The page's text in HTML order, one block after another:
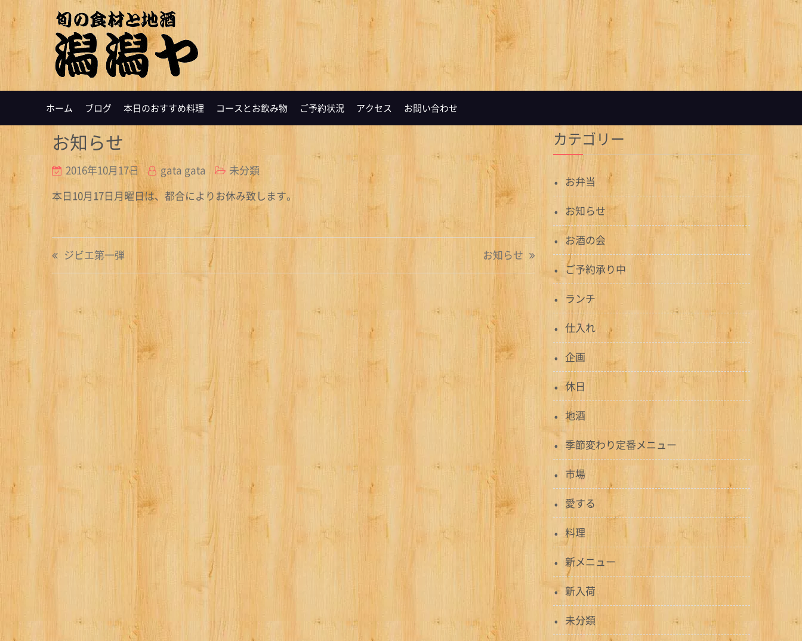
ホーム ブログ 本日のおすすめ料理 コースとお飲み物 ご予約状況 アクセス お問い合わせ
お知らせ
2016年10月17日 gata gata
未分類
本日10月17日月曜日は、都合によりお休み致します。
投
稿
シ
ジビエ第一弾 お知らせ
カテゴリー
お弁当
お知らせ
お酒の会
ご予約承り中
ランチ
仕入れ
企画
休日
地酒
季節変わり定番メニュー
市場
愛する
料理
新メニュー
新入荷
未分類